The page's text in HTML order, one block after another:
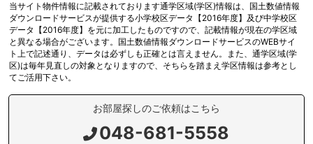
当サイト物件情報に記載されております通学区域(学区)情報は、国土数値情報
ダウンロードサービスが提供する小学校区データ【2016年度】及び中学校区
データ【2016年度】を元に加工したものですので、記載情報が現在の学区域
と異なる場合がございます。国土数値情報ダウンロードサービスのWEBサイ
ト上で記述通り、データは必ずしも正確とは言えません。また、通学区域(学
区)は毎年見直しの対象となりますので、そちらを踏まえ学区情報は参考とし
てご活用下さい。
お部屋探しのご依頼はこちら
048-681-5558